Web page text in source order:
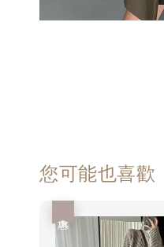
您可能也喜歡